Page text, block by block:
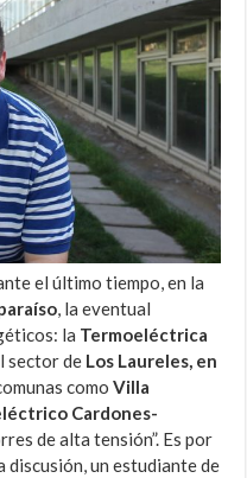
el último tiempo, en la
, la eventual
la Termoeléctrica
sector de Los Laureles, en
comoVilla
Cardones-
de alta tensión”. Es por
discusión, un estudiante de